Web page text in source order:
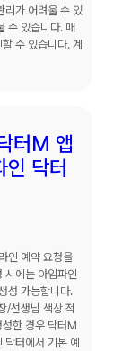
리가 어려울 수 있
수 있습니다. 매
수 있습니다. 계
터M 앱
인 닥터
인 예약 요청을
시에는 아임파인
성 가능합니다.
/선생님 색상 적
한 경우 닥터M
터에서 기본 예